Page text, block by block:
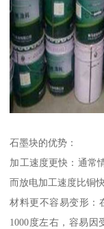
石墨块的优势：
加工速度更快：通常
而放电加工速度比铜快
材料更不容易变形：
1000度左右，容易因